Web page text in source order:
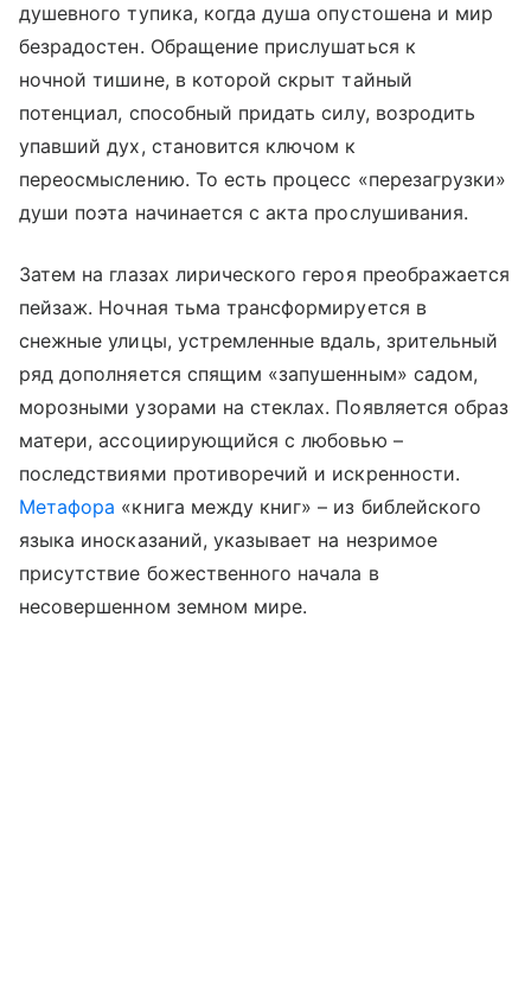
душевного тупика, когда душа опустошена и мир
безрадостен. Обращение прислушаться к
ночной тишине, в которой скрыт тайный
потенциал, способный придать силу, возродить
упавший дух, становится ключом к
переосмыслению. То есть процесс «перезагрузки»
души поэта начинается с акта прослушивания.
Затем на глазах лирического героя преображается
пейзаж. Ночная тьма трансформируется в
снежные улицы, устремленные вдаль, зрительный
ряд дополняется спящим «запушенным» садом,
морозными узорами на стеклах. Появляется образ
матери, ассоциирующийся с любовью –
последствиями противоречий и искренности.
Метафора «книга между книг» – из библейского
языка иносказаний, указывает на незримое
присутствие божественного начала в
несовершенном земном мире.